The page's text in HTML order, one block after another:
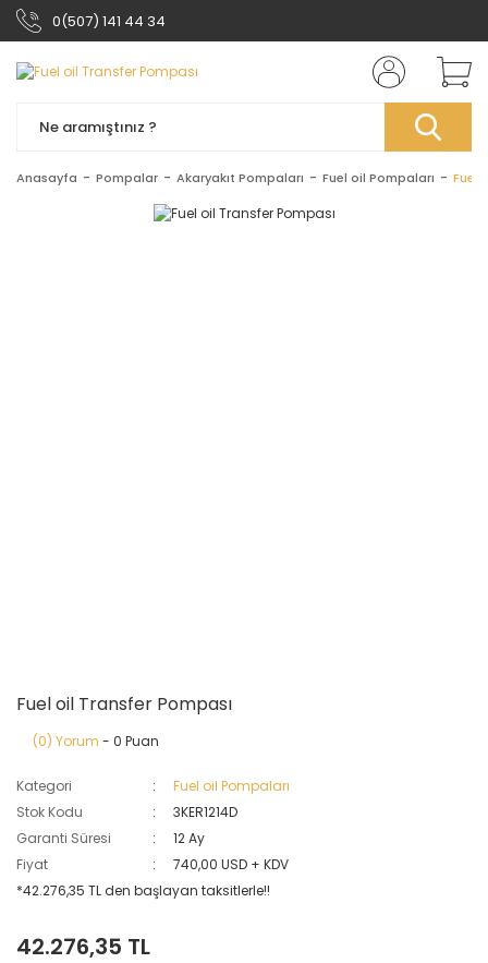
0(507) 141 44 34
Anasayfa Pompalar Akaryakıt Pompaları Fuel oil Pompaları Fuel
Fuel oil Transfer Pompası
(0) Yorum - 0 Puan
Kategori
Fuel oil Pompaları
Stok Kodu
3KER1214D
Garanti Süresi
12 Ay
Fiyat
740,00 USD + KDV
*42.276,35 TL den başlayan taksitlerle!!
42.276,35 TL